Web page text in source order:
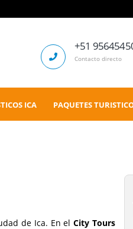
+51
Contacto directo
ICA PAQUETES
de Ica. En elCity Tours